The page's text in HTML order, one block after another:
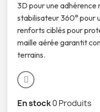
3D pour une adhérence
stabilisateur 360° pour
renforts ciblés pour
maille aérée garantit
terrains.
En stock0 Produits